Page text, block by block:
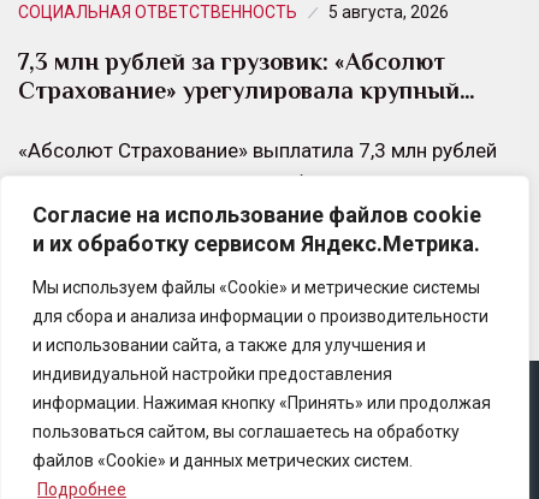
Согласие на использование файлов cookie
и их обработку сервисом Яндекс.Метрика.
Мы используем файлы «Cookie» и метрические системы
для сбора и анализа информации о производительности
и использовании сайта, а также для улучшения и
индивидуальной настройки предоставления
информации. Нажимая кнопку «Принять» или продолжая
пользоваться сайтом, вы соглашаетесь на обработку
файлов «Cookie» и данных метрических систем.
Подробнее
СОЦИАЛЬНАЯ ОТВЕТСТВЕННОСТЬ 5 августа, 2026
7,3 млн рублей за грузовик: «Абсолют
Страхование» урегулировала крупный…
«Абсолют Страхование» выплатила 7,3 млн рублей
владельцу грузового автомобиля SANY, который
получил критические повреждения в результате ДТП
на трассе М5.
Copyright © 2025 Ассоциация «Некоммерческого
партнерство содействия развитию страхового рынка
«Центр страховой безопасности»